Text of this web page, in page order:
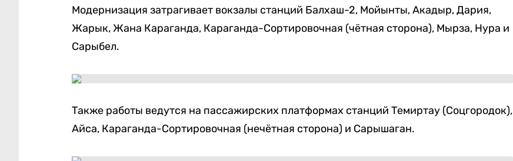
Модернизация затрагивает вокзалы станций Балхаш-2, Мойынты, Акадыр, Дария,
Жарык, Жана Караганда, Караганда-Сортировочная (чётная сторона), Мырза, Нура и
Сарыбел.
Также работы ведутся на пассажирских платформах станций Темиртау (Соцгородок),
Айса, Караганда-Сортировочная (нечётная сторона) и Сарышаган.